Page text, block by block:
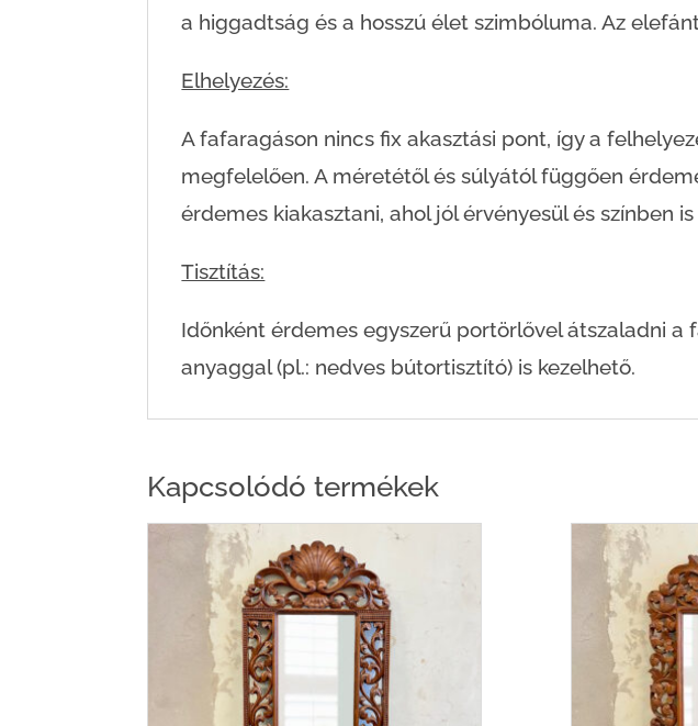
a higgadtság és a hosszú élet szimbóluma. Az
Elhelyezés:
A fafaragáson nincs fix akasztási pont, így a
megfelelően. A méretétől és súlyától függően
érdemes kiakasztani, ahol jól érvényesül és színben
Tisztítás:
Időnként érdemes egyszerű portörlővel átszaladni
anyaggal (pl.: nedves bútortisztító) is kezelhető.
Kapcsolódó termékek